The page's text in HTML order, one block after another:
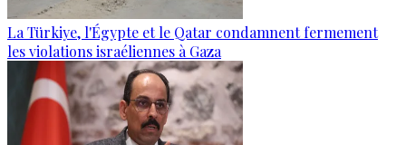
La Türkiye, l'Égypte et le Qatar condamnent fermement
les violations israéliennes à Gaza